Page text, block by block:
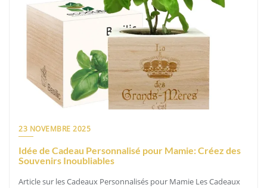
23 NOVEMBRE 2025
Idée de Cadeau Personnalisé pour Mamie: Créez des
Souvenirs Inoubliables
Article sur les Cadeaux Personnalisés pour Mamie Les Cadeaux